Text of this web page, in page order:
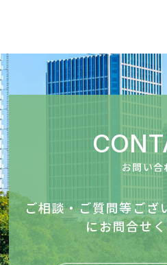
お問い合
ご相談・ご質問等ござ
にお問合せ